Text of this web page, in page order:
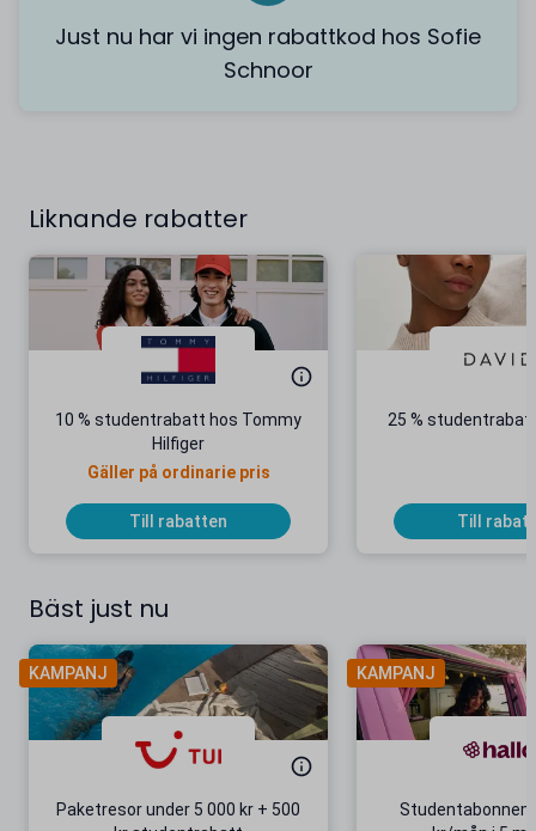
Just nu har vi ingen rabattkod hos Sofie
Schnoor
Liknande rabatter
10 % studentrabatt hos Tommy
Hilfiger
Gäller på ordinarie pris
Till rabatten
25 %
Till
Bäst just nu
KAMPANJ
Paketresor under 5 000 kr + 500
KAMPANJ